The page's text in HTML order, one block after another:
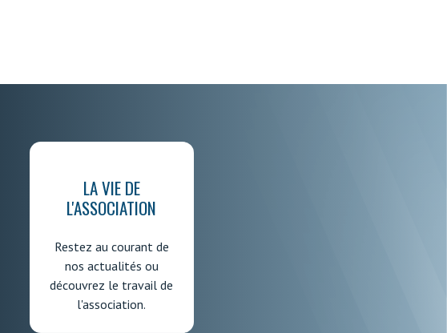
LA VIE DE
L'ASSOCIATION
Restez au courant de
nos actualités ou
découvrez le travail de
l'association.